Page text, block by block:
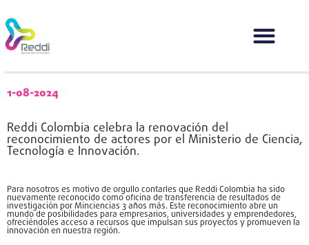
1-08-2024
Reddi Colombia celebra la renovación del
reconocimiento de actores por el Ministerio de Ciencia,
Tecnología e Innovación.
Para nosotros es motivo de orgullo contarles que Reddi Colombia ha sido
nuevamente reconocido como oficina de transferencia de resultados de
investigación por Minciencias 3 años más. Este reconocimiento abre un
mundo de posibilidades para empresarios, universidades y emprendedores,
ofreciéndoles acceso a recursos que impulsan sus proyectos y promueven la
innovación en nuestra región.